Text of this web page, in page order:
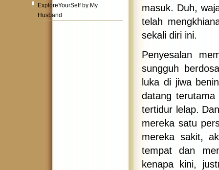
ExploreYourSelf by My
Husband
masuk. Duh,
telah
sekali diri ini.
Penyesalan
sungguh
luka di jiwa
datang
tertidur lelap.
mereka satu
mereka sakit,
tempat dan
kenapa kini,